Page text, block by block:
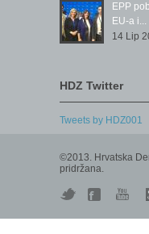
EPP
EU-a i...
14 Lip
HDZ Twitter
Tweets by HDZ001
©2013. Hrvatska
pridržana.